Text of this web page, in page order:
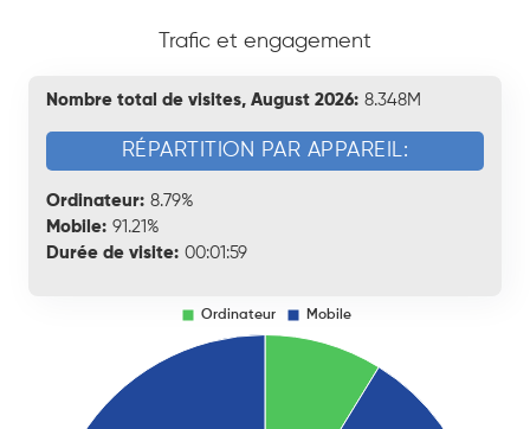
Trafic et engagement
Nombre total de visites, August 2026: 8.348M
RÉPARTITION PAR APPAREIL:
Ordinateur: 8.79%
Mobile: 91.21%
Durée de visite: 00:01:59